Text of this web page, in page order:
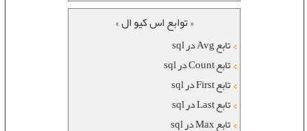
« توابع اس کیو ال »
تابع Avg در sql
تابع Count در sql
تابع First در sql
تابع Last در sql
تابع Max در sql